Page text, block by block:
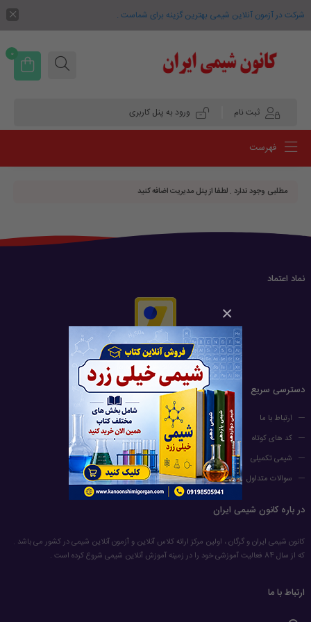
×
شرکت در آزمون آنلاین شیمی بهترین گزینه برای شماست .
ثبت نام ورود به پنل کاربری
0
فهرست
مطلبی وجود ندارد . لطفا از پنل مدیریت اضافه کنید
نماد اعتماد
دسترسی سریع
ارتباط با ما
کد های کوتاه
شیمی تکمیلی
سوالات متداول
در باره کانون شیمی ایران
کانون شیمی ایران و گرگان ، اولین مرکز ارائه کلاس آنلاین و آزمون آنلاین شیمی در کشور می باشد .
که از سال 84 فعالیت آموزشی خود را در زمینه آموزش آنلاین شیمی شروع کرده است .
ارتباط با ما